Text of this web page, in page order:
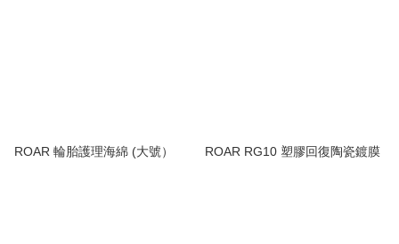
ROAR 輪胎護理海綿 (大號） ROAR RG10 塑膠回復陶瓷鍍膜